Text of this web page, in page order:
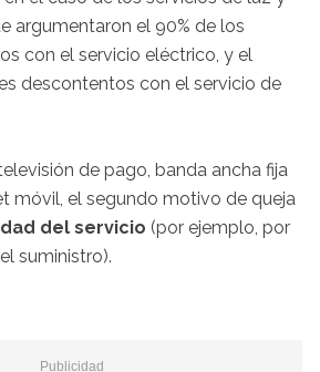
argumentaron el 90% de los
con el servicio eléctrico, y el
descontentos con el servicio de
de pago, banda ancha fija
móvil, el segundo motivo de queja
del servicio (por ejemplo, por
suministro).